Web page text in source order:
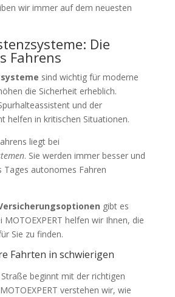
wir immer auf dem neuesten
Die
Fahrens
sind wichtig für moderne
die Sicherheit erheblich.
und der
helfen in kritischen Situationen.
liegt bei
. Sie werden immer besser und
Tages autonomes Fahren
gibt es
MOTOEXPERT helfen wir Ihnen, die
Sie zu finden.
Fahrten in schwierigen
beginnt mit der richtigen
verstehen wir, wie